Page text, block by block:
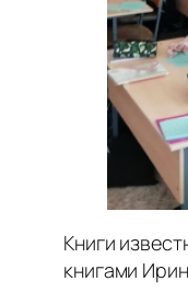
Книги
книгами